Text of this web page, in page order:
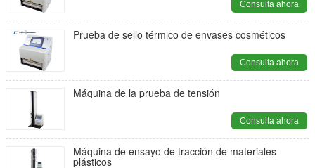
Consulta ahora
Prueba de sello térmico de envases cosméticos
Consulta ahora
Máquina de la prueba de tensión
Consulta ahora
Máquina de ensayo de tracción de materiales
plásticos